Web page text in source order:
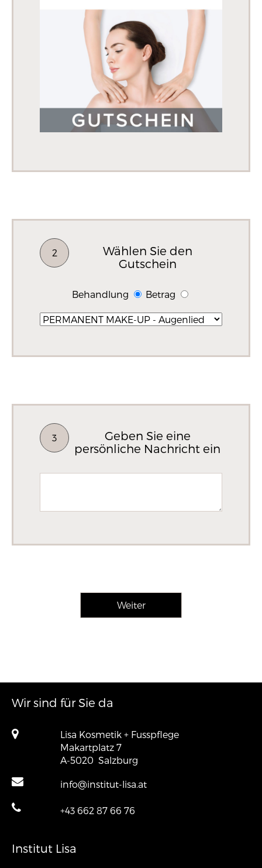
2
Wählen Sie den
Gutschein
Behandlung Betrag
3
Geben Sie eine
persönliche Nachricht ein
Wir sind für Sie da
Lisa Kosmetik + Fusspflege
Makartplatz 7
A-5020 Salzburg
info@institut-lisa.at
+43 662 87 66 76
Institut Lisa